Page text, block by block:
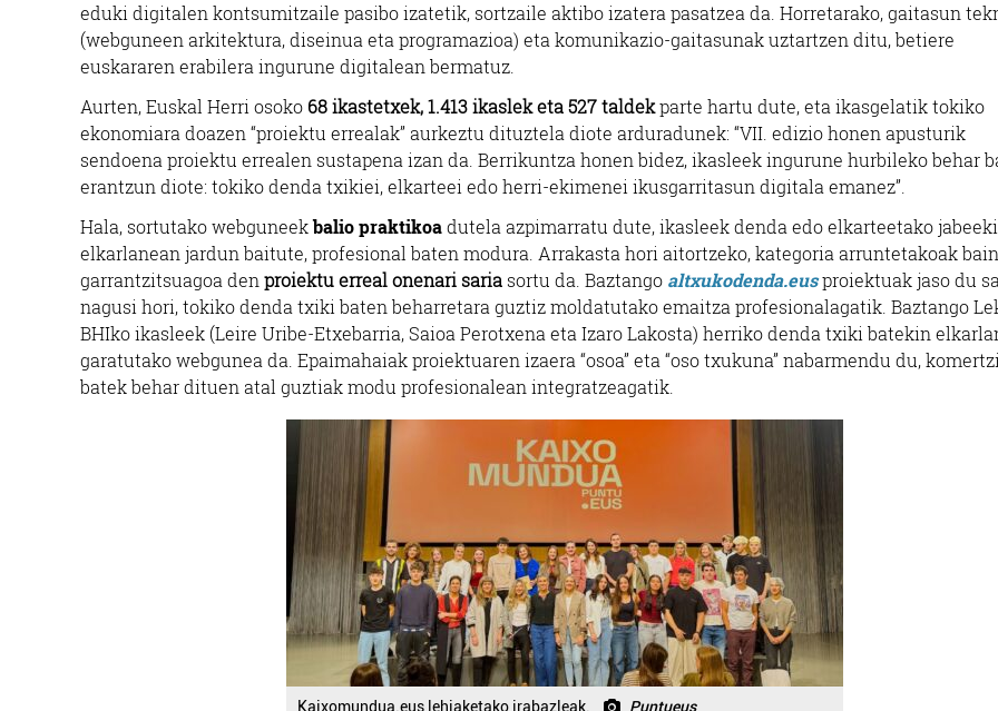
eduki digitalen kontsumitzaile pasibo izatetik, sortzaile aktibo izatera pasatzea da. Horretarako, gaitasun
(webguneen arkitektura, diseinua eta programazioa) eta komunikazio-gaitasunak uztartzen ditu, betiere
euskararen erabilera ingurune digitalean bermatuz.
Aurten, Euskal Herri osoko 68 ikastetxek, 1.413 ikaslek eta 527 taldekparte hartu dute, eta ikasgelatik tokiko
ekonomiara doazen “proiektu errealak” aurkeztu dituztela diote arduradunek: “VII. edizio honen apusturik
sendoena proiektu errealen sustapena izan da. Berrikuntza honen bidez, ikasleek ingurune hurbileko behar
erantzun diote: tokiko denda txikiei, elkarteei edo herri-ekimenei ikusgarritasun digitala emanez”.
Hala, sortutako webguneekbalio praktikoadutela azpimarratu dute, ikasleek denda edo elkarteetako
elkarlanean jardun baitute, profesional baten modura. Arrakasta hori aitortzeko, kategoria arruntetakoak
garrantzitsuagoa denproiektu erreal onenari saria sortu da. Baztango altxukodenda.eusproiektuak jaso du
nagusi hori, tokiko denda txiki baten beharretara guztiz moldatutako emaitza profesionalagatik. Baztango
BHIko ikasleek (Leire Uribe-Etxebarria, Saioa Perotxena eta Izaro Lakosta) herriko denda txiki batekin
garatutako webgunea da. Epaimahaiak proiektuaren izaera “osoa” eta “oso txukuna” nabarmendu du,
batek behar dituen atal guztiak modu profesionalean integratzeagatik.
Kaixomundua.eus lehiaketako irabazleak. Puntueus